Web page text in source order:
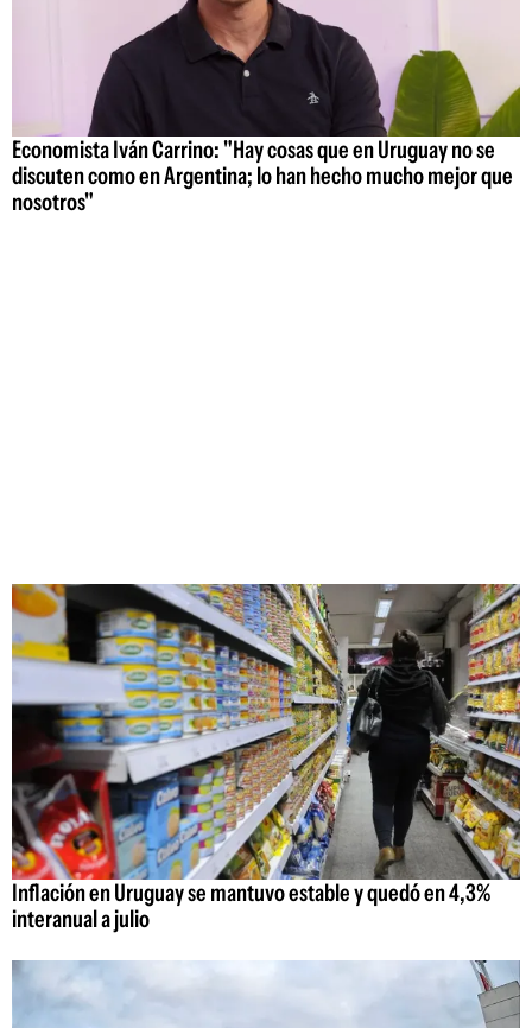
Economista Iván Carrino: "Hay cosas que en Uruguay no se
discuten como en Argentina; lo han hecho mucho mejor que
nosotros"
Inflación en Uruguay se mantuvo estable y quedó en 4,3%
interanual a julio